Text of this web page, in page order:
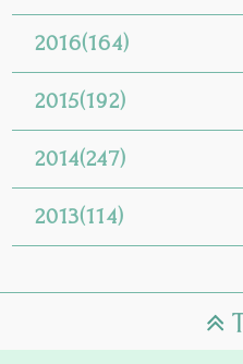
2016(164)
2015(192)
2014(247)
2013(114)